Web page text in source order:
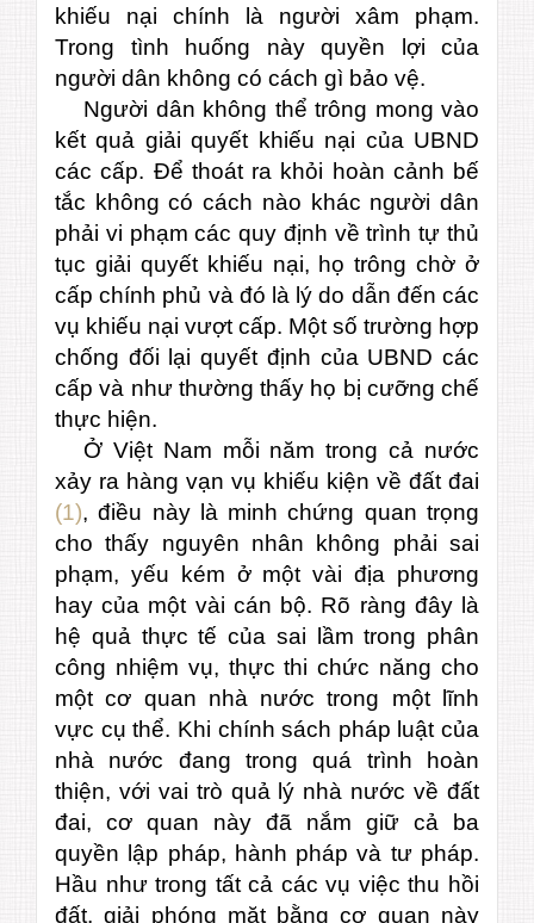
khiếu nại chính là người xâm phạm.
Trong tình huống này quyền lợi của
người dân không có cách gì bảo vệ.
Người dân không thể trông mong vào
kết quả giải quyết khiếu nại của UBND
các cấp. Để thoát ra khỏi hoàn cảnh bế
tắc không có cách nào khác người dân
phải vi phạm các quy định về trình tự thủ
tục giải quyết khiếu nại, họ trông chờ ở
cấp chính phủ và đó là lý do dẫn đến các
vụ khiếu nại vượt cấp. Một số trường hợp
chống đối lại quyết định của UBND các
cấp và như thường thấy họ bị cưỡng chế
thực hiện.
Ở Việt Nam mỗi năm trong cả nước
xảy ra hàng vạn vụ khiếu kiện về đất đai
(1), điều này là minh chứng quan trọng
cho thấy nguyên nhân không phải sai
phạm, yếu kém ở một vài địa phương
hay của một vài cán bộ. Rõ ràng đây là
hệ quả thực tế của sai lầm trong phân
công nhiệm vụ, thực thi chức năng cho
một cơ quan nhà nước trong một lĩnh
vực cụ thể. Khi chính sách pháp luật của
nhà nước đang trong quá trình hoàn
thiện, với vai trò quả lý nhà nước về đất
đai, cơ quan này đã nắm giữ cả ba
quyền lập pháp, hành pháp và tư pháp.
Hầu như trong tất cả các vụ việc thu hồi
đất, giải phóng mặt bằng cơ quan này